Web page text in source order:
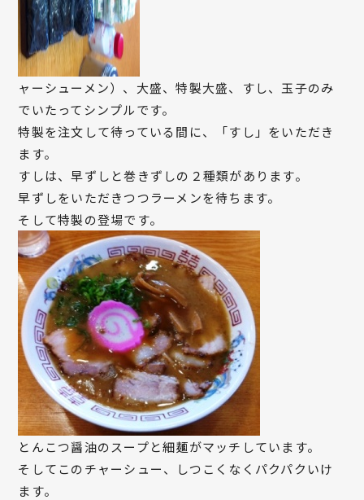
ャーシューメン）、大盛、特製大盛、すし、玉子のみ
でいたってシンプルです。
特製を注文して待っている間に、「すし」をいただき
ます。
すしは、早ずしと巻きずしの２種類があります。
早ずしをいただきつつラーメンを待ちます。
そして特製の登場です。
とんこつ醤油のスープと細麺がマッチしています。
そしてこのチャーシュー、しつこくなくパクパクいけ
ます。